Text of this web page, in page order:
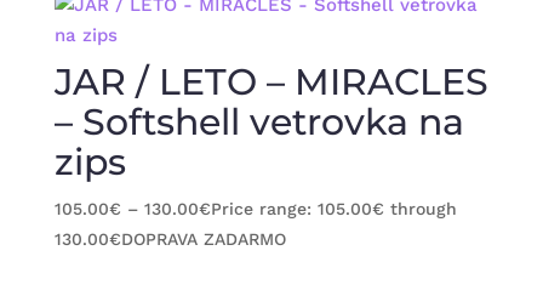
JAR / LETO – MIRACLES
– Softshell vetrovka na
zips
105.00€ – 130.00€Price range: 105.00€ through
130.00€DOPRAVA ZADARMO